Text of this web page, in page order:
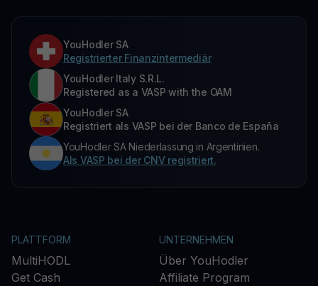
YouHodler SA
Registrierter Finanzintermediär
YouHodler Italy S.R.L.
Registered as a VASP with the OAM
YouHodler SA
Registriert als VASP bei der Banco de España
YouHodler SA Niederlassung in Argentinien.
Als VASP bei der CNV registriert.
PLATTFORM
MultiHODL
Get Cash
UNTERNEHMEN
Über YouHodler
Affiliate Program